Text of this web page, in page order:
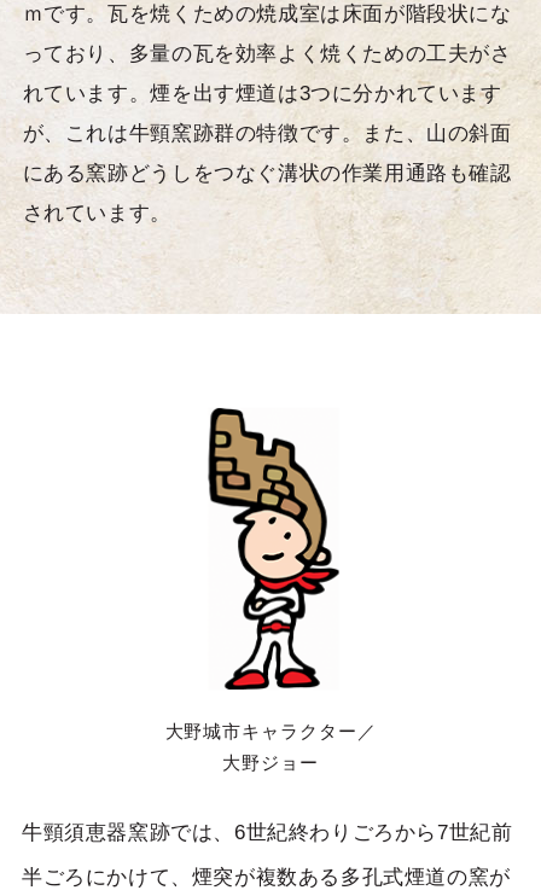
ｍです。瓦を焼くための焼成室は床面が階段状にな
っており、多量の瓦を効率よく焼くための工夫がさ
れています。煙を出す煙道は3つに分かれています
が、これは牛頸窯跡群の特徴です。また、山の斜面
にある窯跡どうしをつなぐ溝状の作業用通路も確認
されています。
大野城市キャラクター／
大野ジョー
牛頸須恵器窯跡では、6世紀終わりごろから7世紀前
半ごろにかけて、煙突が複数ある多孔式煙道の窯が